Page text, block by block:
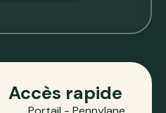
Accès rapide